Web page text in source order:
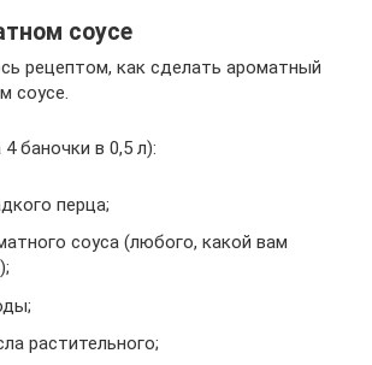
соусе
рецептом, как сделать ароматный
соусе.
баночки в 0,5 л):
перца;
соуса (любого, какой вам
растительного;